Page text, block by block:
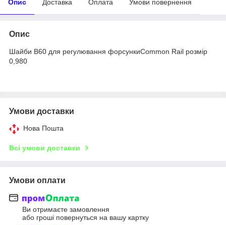
Опис Доставка Оплата Умови повернення
Опис
Шайби B60 для регулювання форсункиCommon Rail розмір
0,980
Умови доставки
Нова Пошта
Всі умови доставки
Умови оплати
Ви отримаєте замовлення
або гроші повернуться на вашу картку